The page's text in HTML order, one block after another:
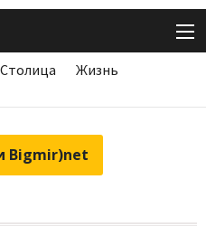
Столица
Жизнь
Bigmir)net